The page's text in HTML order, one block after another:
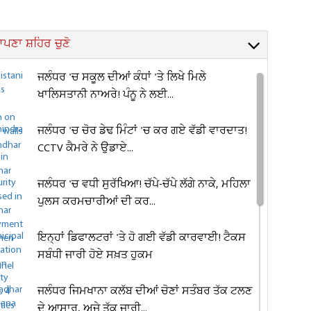
ਸ਼ਹਿਰ ਚੁਣੋ
ਜਲੰਧਰ 'ਚ ਸਕੂਲ ਦੀਆਂ ਕੰਧਾਂ 'ਤੇ ਲਿਖੇ ਮਿਲੇ
ਖਾਲਿਸਤਾਨੀ ਨਾਅਰੇ! ਪੰਨੂ ਨੇ ਲਈ...
ਜਲੰਧਰ 'ਚ ਚੋਰ ਡੇਢ ਮਿੰਟਾਂ 'ਚ ਕਰ ਗਏ ਵੱਡੀ ਵਾਰਦਾਤ!
CCTV ਕੈਮਰੇ ਨੇ ਉਡਾਏ...
ਜਲੰਧਰ 'ਚ ਵਧੀ ਸੁਰੱਖਿਆ! ਚੱਪੇ-ਚੱਪੇ ਲੱਗੇ ਨਾਕੇ, ਮਹਿਲਾ
ਪੁਲਸ ਕਰਮਚਾਰੀਆਂ ਦੀ ਕਰ...
ਇਨ੍ਹਾਂ ਡਿਫਾਲਟਰਾਂ 'ਤੇ ਹੋ ਗਈ ਵੱਡੀ ਕਾਰਵਾਈ! ਟੈਕਸ
ਸਬੰਧੀ ਜਾਰੀ ਹੋਏ ਸਖ਼ਤ ਹੁਕਮ
ਜਲੰਧਰ ਜਿਮਖਾਨਾ ਕਲੱਬ ਦੀਆਂ ਚੋਣਾਂ ਸਤੰਬਰ ਤੱਕ ਟਲਣ